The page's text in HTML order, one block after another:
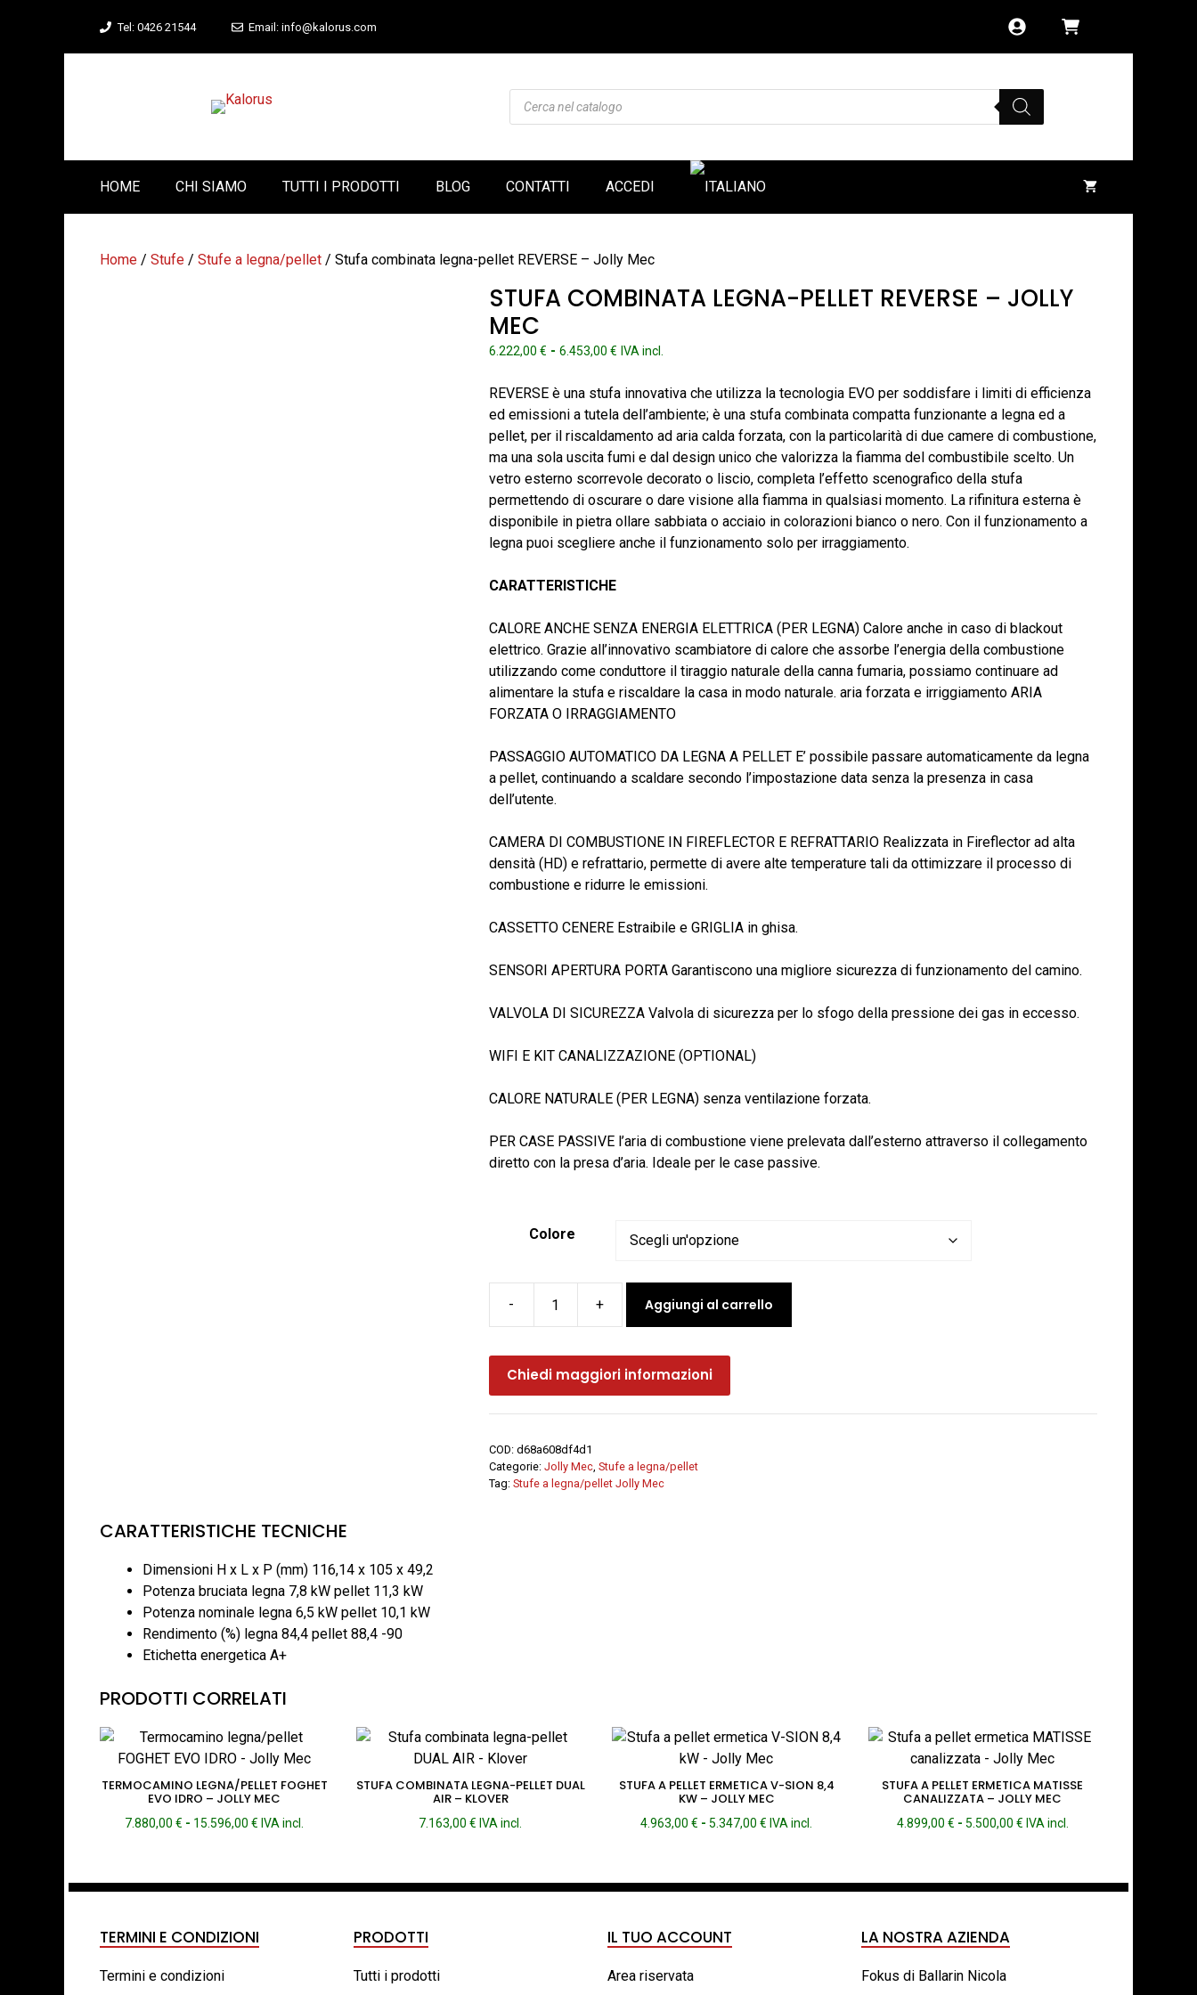
Tel: 0426 21544 Email: info@kalorus.com
Products
search
HOME CHI SIAMO TUTTI I PRODOTTI BLOG CONTATTI ACCEDI
Home / Stufe / Stufe a legna/pellet / Stufa combinata legna-pellet REVERSE – Jolly Mec
STUFA COMBINATA LEGNA-PELLET REVERSE – JOLLY
MEC
6.222,00 € - 6.453,00 €Fascia
prezzo:
da
6.222,00 €
a
6.453,00 €
IVA incl.
REVERSE è una stufa innovativa che utilizza la tecnologia EVO per soddisfare i limiti di efficienza
ed emissioni a tutela dell’ambiente; è una stufa combinata compatta funzionante a legna ed a
pellet, per il riscaldamento ad aria calda forzata, con la particolarità di due camere di combustione,
ma una sola uscita fumi e dal design unico che valorizza la fiamma del combustibile scelto. Un
vetro esterno scorrevole decorato o liscio, completa l’effetto scenografico della stufa
permettendo di oscurare o dare visione alla fiamma in qualsiasi momento. La rifinitura esterna è
disponibile in pietra ollare sabbiata o acciaio in colorazioni bianco o nero. Con il funzionamento a
legna puoi scegliere anche il funzionamento solo per irraggiamento.
CARATTERISTICHE
CALORE ANCHE SENZA ENERGIA ELETTRICA (PER LEGNA) Calore anche in caso di blackout
elettrico. Grazie all’innovativo scambiatore di calore che assorbe l’energia della combustione
utilizzando come conduttore il tiraggio naturale della canna fumaria, possiamo continuare ad
alimentare la stufa e riscaldare la casa in modo naturale. aria forzata e irriggiamento ARIA
FORZATA O IRRAGGIAMENTO
PASSAGGIO AUTOMATICO DA LEGNA A PELLET ​E’ possibile passare automaticamente da legna
a pellet, continuando a scaldare secondo l’impostazione data senza la presenza in casa
dell’utente.
CAMERA DI COMBUSTIONE IN FIREFLECTOR E REFRATTARIO Realizzata in Fireflector ad alta
densità (HD) e refrattario, permette di avere alte temperature tali da ottimizzare il processo di
combustione e ridurre le emissioni.
CASSETTO CENERE Estraibile e GRIGLIA in ghisa.
SENSORI APERTURA PORTA Garantiscono una migliore sicurezza di funzionamento del camino.
VALVOLA DI SICUREZZA Valvola di sicurezza per lo sfogo della pressione dei gas in eccesso.
WIFI E KIT CANALIZZAZIONE (OPTIONAL)
CALORE NATURALE (PER LEGNA) senza ventilazione forzata.
PER CASE PASSIVE l’aria di combustione viene prelevata dall’esterno attraverso il collegamento
diretto con la presa d’aria. Ideale per le case passive.
Colore
-
legna-
pellet
REVERSE
Jolly
Mec
quantità
+ Aggiungi al carrello
Chiedi maggiori informazioni
COD: d68a608df4d1
Categorie: Jolly Mec, Stufe a legna/pellet
Tag: Stufe a legna/pellet Jolly Mec
CARATTERISTICHE TECNICHE
Dimensioni H x L x P (mm) 116,14 x 105 x 49,2
Potenza bruciata legna 7,8 kW pellet 11,3 kW
Potenza nominale legna 6,5 kW pellet 10,1 kW
Rendimento (%) legna 84,4 pellet 88,4 -90
Etichetta energetica A+
PRODOTTI CORRELATI
TERMOCAMINO LEGNA/PELLET FOGHET
EVO IDRO – JOLLY MEC
7.880,00€ - 15.596,00€ Fascia
7.880,00 €
15.596,00 €
IVA incl.
STUFA COMBINATA LEGNA-PELLET DUAL
AIR – KLOVER
7.163,00€ IVA incl.
STUFA A PELLET ERMETICA V-SION 8,4
KW – JOLLY MEC
4.963,00€ - 5.347,00€ Fascia
4.963,00 €
IVA incl.
STUFA A PELLET ERMETICA MATISSE
CANALIZZATA – JOLLY MEC
4.899,00 € - 5.500,00 €Fascia
4.899,00 €
IVA incl.
TERMINI E CONDIZIONI
Termini e condizioni
PRODOTTI
Tutti i prodotti
IL TUO ACCOUNT
Area riservata
LA NOSTRA AZIENDA
Fokus di Ballarin Nicola